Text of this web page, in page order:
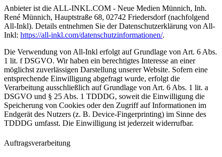
Anbieter ist die ALL-INKL.COM - Neue Medien Münnich, Inh.
René Münnich, Hauptstraße 68, 02742 Friedersdorf (nachfolgend
All-Inkl). Details entnehmen Sie der Datenschutzerklärung von All-
Inkl: https://all-inkl.com/datenschutzinformationen/.
Die Verwendung von All-Inkl erfolgt auf Grundlage von Art. 6 Abs.
1 lit. f DSGVO. Wir haben ein berechtigtes Interesse an einer
möglichst zuverlässigen Darstellung unserer Website. Sofern eine
entsprechende Einwilligung abgefragt wurde, erfolgt die
Verarbeitung ausschließlich auf Grundlage von Art. 6 Abs. 1 lit. a
DSGVO und § 25 Abs. 1 TDDDG, soweit die Einwilligung die
Speicherung von Cookies oder den Zugriff auf Informationen im
Endgerät des Nutzers (z. B. Device-Fingerprinting) im Sinne des
TDDDG umfasst. Die Einwilligung ist jederzeit widerrufbar.
Auftragsverarbeitung